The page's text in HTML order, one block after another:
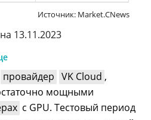
Источник: Market.CNews
13.11.2023
провайдер VK Cloud ,
мощными
с GPU. Тестовый период